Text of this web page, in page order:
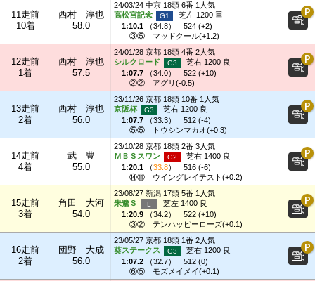
11走前
10着
西村 淳也
58.0
24/03/24 中京 18頭 6番 1人気
高松宮記念
芝左 1200 重
1:10.1 （34.8）
524 (+2)
③⑤
マッドクール(+1.2)
12走前
1着
西村 淳也
57.5
24/01/28 京都 18頭 4番 2人気
シルクロード
芝右 1200 良
1:07.7 （34.0）
522 (+10)
②②
アグリ(-0.5)
13走前
2着
西村 淳也
56.0
23/11/26 京都 18頭 10番 1人気
京阪杯
芝右 1200 良
1:07.7 （33.3）
512 (-4)
⑤⑤
トウシンマカオ(+0.3)
14走前
4着
武 豊
55.0
23/10/28 京都 18頭 2番 3人気
ＭＢＳスワン
芝右 1400 良
1:20.1 （33.8）
516 (-6)
⑭⑪
ウイングレイテスト(+0.2)
15走前
3着
角田 大河
54.0
23/08/27 新潟 17頭 5番 1人気
朱鷺Ｓ
芝左 1400 良
1:20.9 （34.2）
522 (+10)
③②
テンハッピーローズ(+0.1)
16走前
2着
団野 大成
56.0
23/05/27 京都 18頭 1番 2人気
葵ステークス
芝右 1200 良
1:07.2 （32.7）
512 (0)
⑥⑤
モズメイメイ(+0.1)